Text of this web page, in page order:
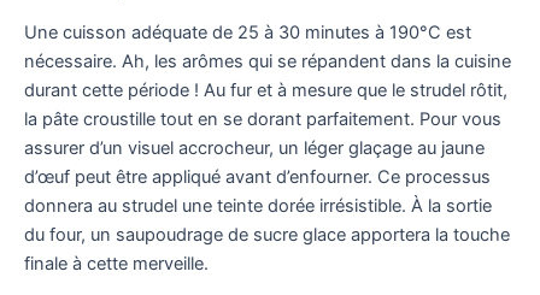
Une cuisson adéquate de 25 à 30 minutes à 190°C est
nécessaire. Ah, les arômes qui se répandent dans la cuisine
durant cette période ! Au fur et à mesure que le strudel rôtit,
la pâte croustille tout en se dorant parfaitement. Pour vous
assurer d’un visuel accrocheur, un léger glaçage au jaune
d’œuf peut être appliqué avant d’enfourner. Ce processus
donnera au strudel une teinte dorée irrésistible. À la sortie
du four, un saupoudrage de sucre glace apportera la touche
finale à cette merveille.